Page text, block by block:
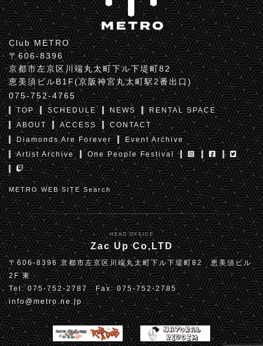
Club METRO
〒606-8396
京都市左京区川端丸太町下ル下堤町82
恵美須ビルB1F(京阪神宮丸太町駅2番出口)
075-752-4765
TOP SCHEDULE NEWS
RENTAL SPACE
ABOUT
ACCESS
CONTACT
Diamonds Are Forever
Event Archive
Artist Archive
One People Festival
METRO WEB SITE Search
HEAD OFFICE
Zac Up Co,LTD
〒606-8396 京都市左京区川端丸太町下ル下堤町82 恵美須ビル
2F 東
Tel: 075-752-2787 Fax: 075-752-2785
info@metro.ne.jp